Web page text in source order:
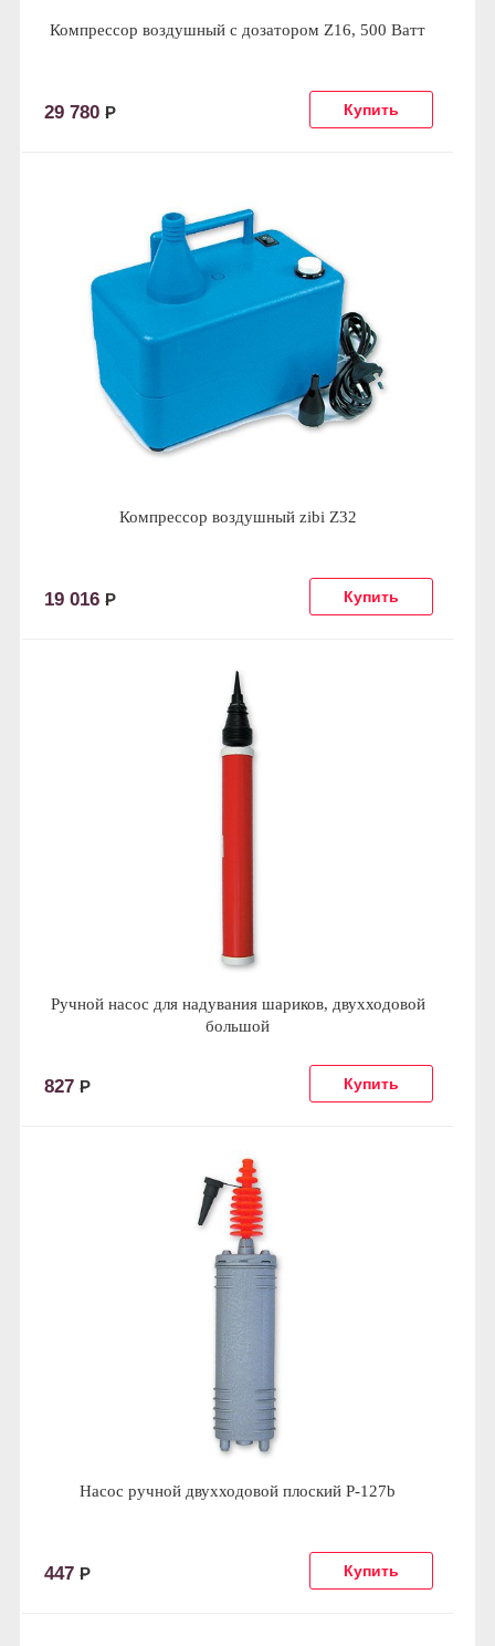
Компрессор воздушный с дозатором Z16, 500 Ватт
29 780 Р
Компрессор воздушный zibi Z32
19 016 Р
Ручной насос для надувания шариков, двухходовой
большой
827 Р
Насос ручной двухходовой плоский P-127b
447 Р